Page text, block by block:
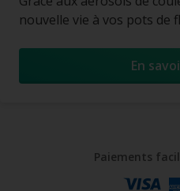
nouvelle vie à vos pots de
En
Paiements